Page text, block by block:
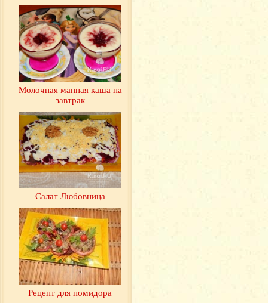
Молочная манная каша на
завтрак
Салат Любовница
Рецепт для помидора